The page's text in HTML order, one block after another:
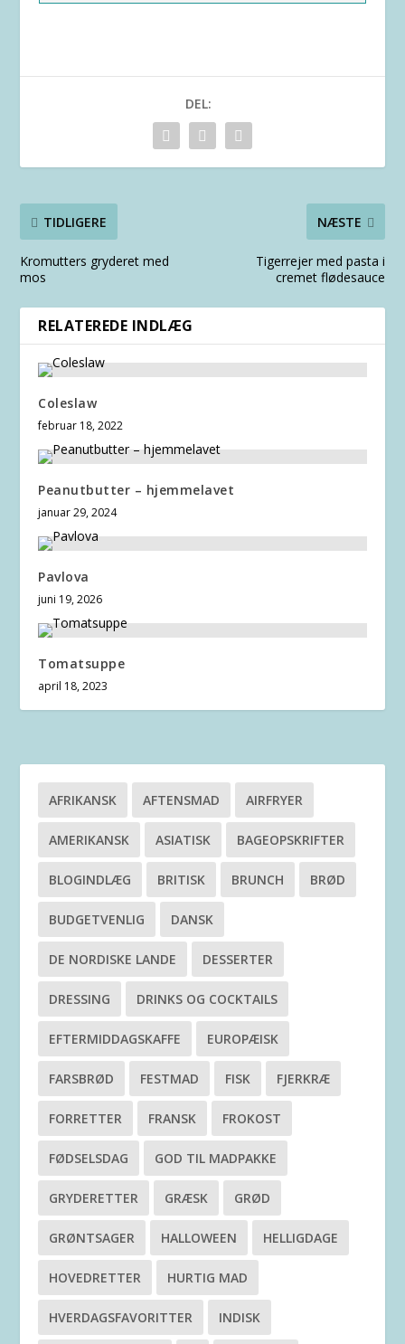
DEL:
TIDLIGERE
Kromutters gryderet med
mos
NÆSTE
Tigerrejer med pasta i
cremet flødesauce
RELATEREDE INDLÆG
Coleslaw
februar 18, 2022
Peanutbutter – hjemmelavet
januar 29, 2024
Pavlova
juni 19, 2026
Tomatsuppe
april 18, 2023
AFRIKANSK AFTENSMAD AIRFRYER
AMERIKANSK ASIATISK BAGEOPSKRIFTER
BLOGINDLÆG BRITISK BRUNCH BRØD
BUDGETVENLIG DANSK
DE NORDISKE LANDE DESSERTER
DRESSING DRINKS OG COCKTAILS
EFTERMIDDAGSKAFFE EUROPÆISK
FARSBRØD FESTMAD FISK FJERKRÆ
FORRETTER FRANSK FROKOST
FØDSELSDAG GOD TIL MADPAKKE
GRYDERETTER GRÆSK GRØD
GRØNTSAGER HALLOWEEN HELLIGDAGE
HOVEDRETTER HURTIG MAD
HVERDAGSFAVORITTER INDISK